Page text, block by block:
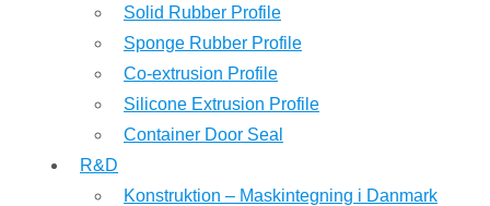
Solid Rubber Profile
Sponge Rubber Profile
Co-extrusion Profile
Silicone Extrusion Profile
Container Door Seal
R&D
Konstruktion – Maskintegning i Danmark